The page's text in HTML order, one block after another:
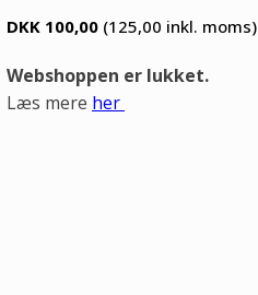
DKK 100,00 (125,00 inkl. moms)
Webshoppen er lukket.
Læs mere her